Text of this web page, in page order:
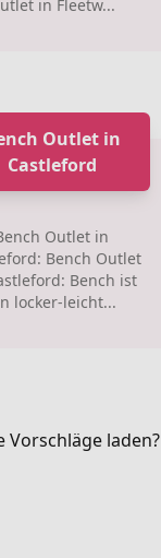
in Fleetw...
Outlet in
Castleford
Outlet in
Bench Outlet
Bench ist
locker-leicht...
Vorschläge laden?